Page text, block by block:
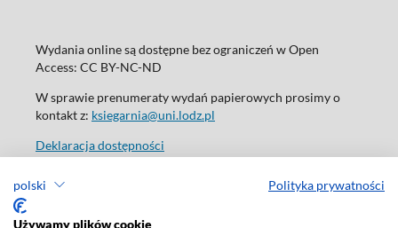
polski Polityka prywatności
Używamy plików cookie
Wydania online są dostępne bez ograniczeń w Open
Access: CC BY-NC-ND
W sprawie prenumeraty wydań papierowych prosimy o
kontakt z: ksiegarnia@uni.lodz.pl
Deklaracja dostępności